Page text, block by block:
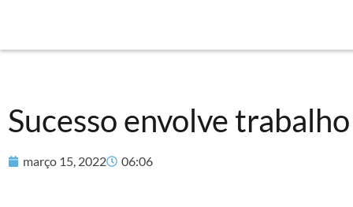
Sucesso envolve trabalho
março 15, 2022 06:06